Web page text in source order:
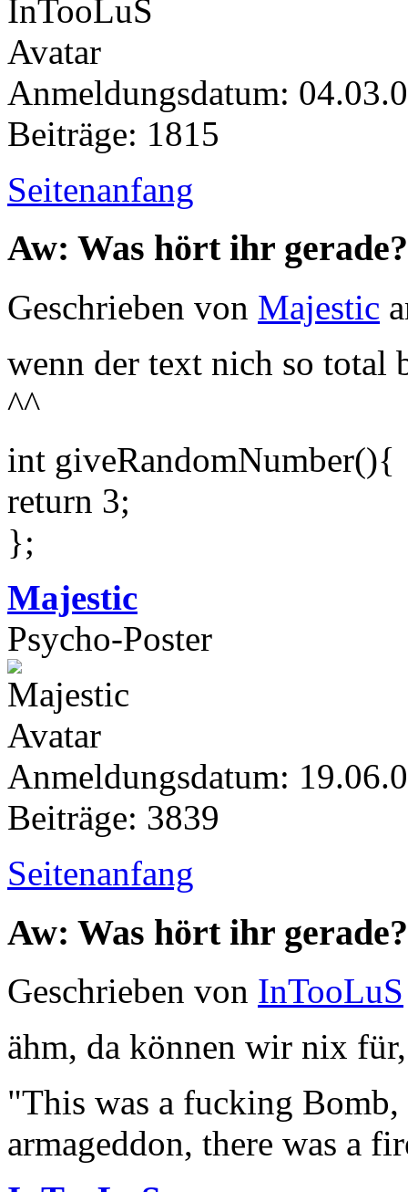
Anmeldungsdatum:
Beiträge: 1815
Seitenanfang
Aw: Was hört ihr gerade?
Geschrieben von Majestic
wenn der text nich so total
^^
int giveRandomNumber(){
return 3;
};
Majestic
Psycho-Poster
Anmeldungsdatum:
Beiträge: 3839
Seitenanfang
Aw: Was hört ihr gerade?
Geschrieben von InTooLuS
ähm, da können wir nix
"This was a fucking Bomb,
armageddon, there was a